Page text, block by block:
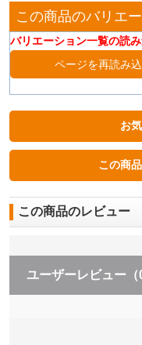
この商品のバリエ
バリエーション一覧の読
ページを再読み
この商品のレビュー
ユーザーレビュー